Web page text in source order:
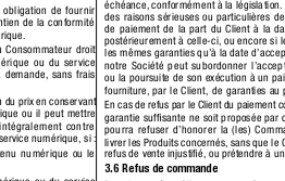
de fournir
de la conformité
Consommateur droit
ou du service
sans frais
du prix en conservant
ou il peut mettre
contre
numérique, si :
numérique ou le
échéance, conformément à la législation.
des raisons sérieuses ou particulières
de paiement de la part du Client à la
postérieurement à celle-ci, ou encore si
les mêmes garanties qu’à la date
notre Société peut subordonner
ou la poursuite de son exécution à un
fourniture, par le Client, de garanties au
En cas de refus par le Client du paiement
garantie sufﬁsante ne soit proposée par
pourra refuser d’honorer la (les)
livrer les Produits concernés, sans que le
refus de vente injustiﬁé, ou prétendre à
3.6 Refus de commande